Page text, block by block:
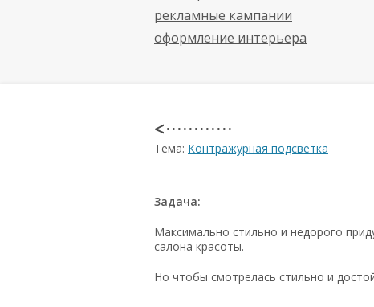
рекламные кампании
оформление интерьера
< · · · · · · · · · · · ·
Тема: Контражурная подсветка
Задача:
Максимально стильно и недорого
салона красоты.
Но чтобы смотрелась стильно и